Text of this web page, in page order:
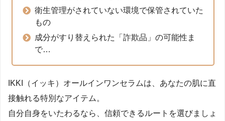
衛生管理がされていない環境で保管されていた
もの
成分がすり替えられた「詐欺品」の可能性ま
で…
IKKI（イッキ）オールインワンセラムは、あなたの肌に直
接触れる特別なアイテム。
自分自身をいたわるなら、信頼できるルートを選びましょ